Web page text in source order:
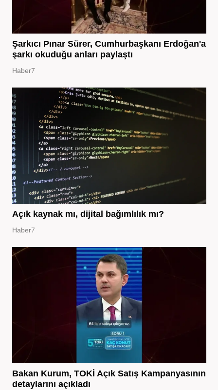
Şarkıcı Pınar Sürer, Cumhurbaşkanı Erdoğan'a
şarkı okuduğu anları paylaştı
Haber7
Açık kaynak mı, dijital bağımlılık mı?
Haber7
Bakan Kurum, TOKİ Açık Satış Kampanyasının
detaylarını açıkladı